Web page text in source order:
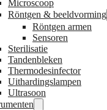
Microscoop
Röntgen & beeldvorming
Röntgen armen
Sensoren
Sterilisatie
Tandenbleken
Thermodesinfector
Uithardingslampen
Ultrasoon